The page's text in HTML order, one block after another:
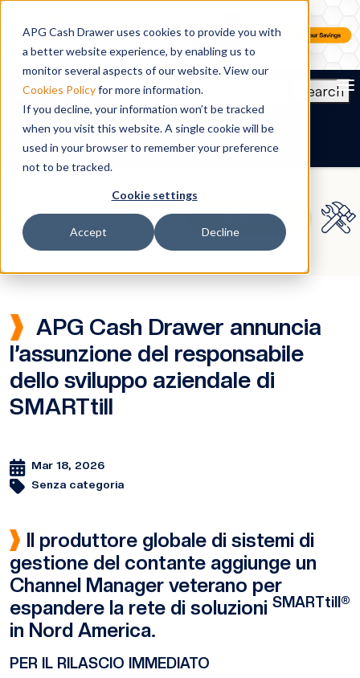
APG Cash Drawer uses cookies to provide you with
a better website experience, by enabling us to
monitor several aspects of our website. View our
Cookies Policyfor more information.
If you decline, your information won’t be tracked
when you visit this website. A single cookie will be
used in your browser to remember your preference
not to be tracked.
Cookie settings
Accept Decline
Search
IT
APG Cash Drawer annuncia
l’assunzione del responsabile
dello sviluppo aziendale di
SMARTtill
Mar 18, 2026
Senza categoria
Il produttore globale di sistemi di
gestione del contante aggiunge un
Channel Manager veterano per
espandere la rete di soluzioni SMARTtill®
in Nord America.
PER IL RILASCIO IMMEDIATO